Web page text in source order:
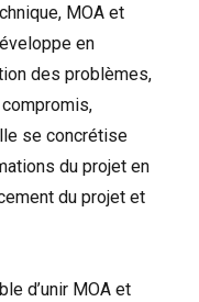
MOA et
en
des problèmes,
se concrétise
du projet en
du projet et
d’unir MOA et